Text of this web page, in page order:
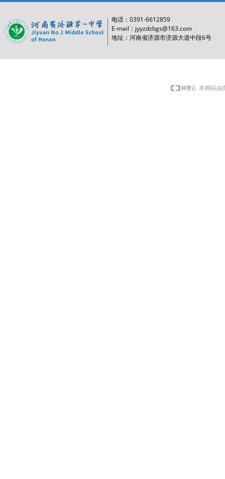
电话： 0391-6612859
E-mail：jyyzdzbgs@163.com
地址：河南省济源市济源大道中段6号
本网站由